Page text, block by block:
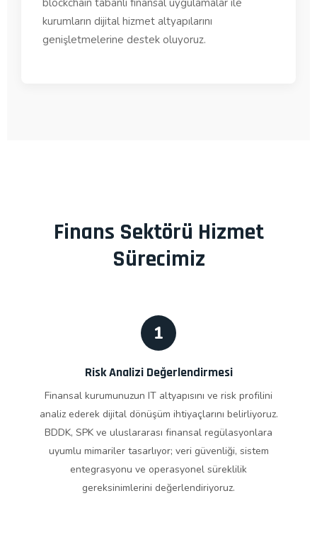
kurumların dijital hizmet altyapılarını
genişletmelerine destek oluyoruz.
Finans Sektörü Hizmet
Sürecimiz
1
Risk Analizi Değerlendirmesi
Finansal kurumunuzun IT altyapısını ve risk profilini
analiz ederek dijital dönüşüm ihtiyaçlarını belirliyoruz.
BDDK, SPK ve uluslararası finansal regülasyonlara
uyumlu mimariler tasarlıyor; veri güvenliği, sistem
entegrasyonu ve operasyonel süreklilik
gereksinimlerini değerlendiriyoruz.